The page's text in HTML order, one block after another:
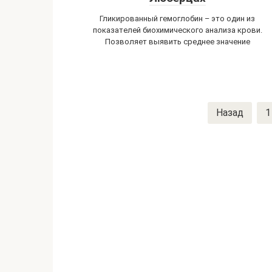
Гликированный гемоглобин – это один из
показателей биохимического анализа крови.
Позволяет выявить среднее значение
Назад 1